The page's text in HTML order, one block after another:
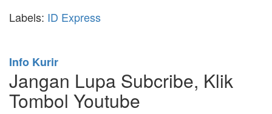
Labels: ID Express
Info Kurir
Jangan Lupa Subcribe, Klik
Tombol Youtube